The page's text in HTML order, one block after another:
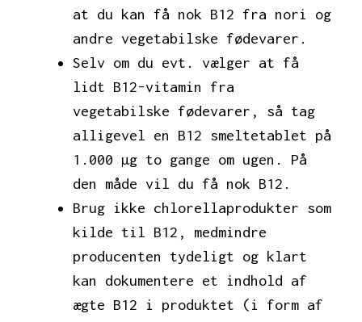
at du kan få nok B12 fra nori og
andre vegetabilske fødevarer.
Selv om du evt. vælger at få
lidt B12-vitamin fra
vegetabilske fødevarer, så tag
alligevel en B12 smeltetablet på
1.000 µg to gange om ugen. På
den måde vil du få nok B12.
Brug ikke chlorellaprodukter som
kilde til B12, medmindre
producenten tydeligt og klart
kan dokumentere et indhold af
ægte B12 i produktet (i form af